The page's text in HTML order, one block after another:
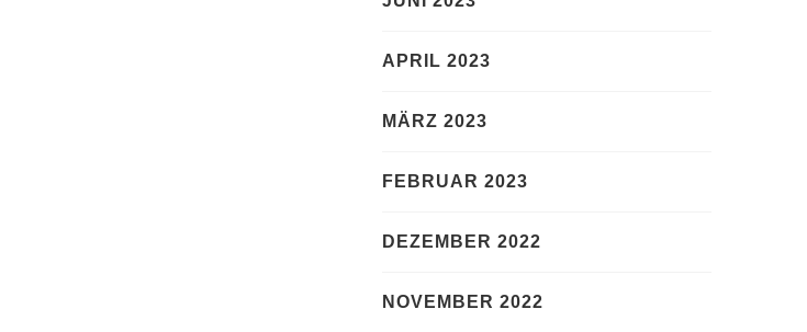
APRIL 2023
MÄRZ 2023
FEBRUAR 2023
DEZEMBER 2022
NOVEMBER 2022